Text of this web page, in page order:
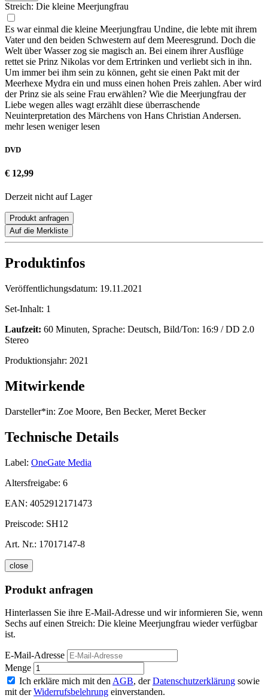
Streich: Die kleine Meerjungfrau
Es war einmal die kleine Meerjungfrau Undine, die lebte mit ihrem
Vater und den beiden Schwestern auf dem Meeresgrund. Doch die
Welt über Wasser zog sie magisch an. Bei einem ihrer Ausflüge
rettet sie Prinz Nikolas vor dem Ertrinken und verliebt sich in ihn.
Um immer bei ihm sein zu können, geht sie einen Pakt mit der
Meerhexe Mydra ein und muss einen hohen Preis zahlen. Aber wird
der Prinz sie als seine Frau erwählen? Wie die Meerjungfrau der
Liebe wegen alles wagt erzählt diese überraschende
Neuinterpretation des Märchens von Hans Christian Andersen.
mehr lesen weniger lesen
DVD
€ 12,99
Derzeit nicht auf Lager
Produkt anfragen
Auf die Merkliste
Produktinfos
Veröffentlichungsdatum: 19.11.2021
Set-Inhalt: 1
Laufzeit: 60 Minuten, Sprache: Deutsch, Bild/Ton: 16:9 / DD 2.0
Stereo
Produktionsjahr: 2021
Mitwirkende
Darsteller*in: Zoe Moore, Ben Becker, Meret Becker
Technische Details
Label: OneGate Media
Altersfreigabe: 6
EAN: 4052912171473
Preiscode: SH12
Art. Nr.: 17017147-8
close
Produkt anfragen
Hinterlassen Sie ihre E-Mail-Adresse und wir informieren Sie, wenn
Sechs auf einen Streich: Die kleine Meerjungfrau wieder verfügbar
ist.
E-Mail-Adresse
Menge
Ich erkläre mich mit den AGB, derDatenschutzerklärung sowie
mit derWiderrufsbelehrung einverstanden.